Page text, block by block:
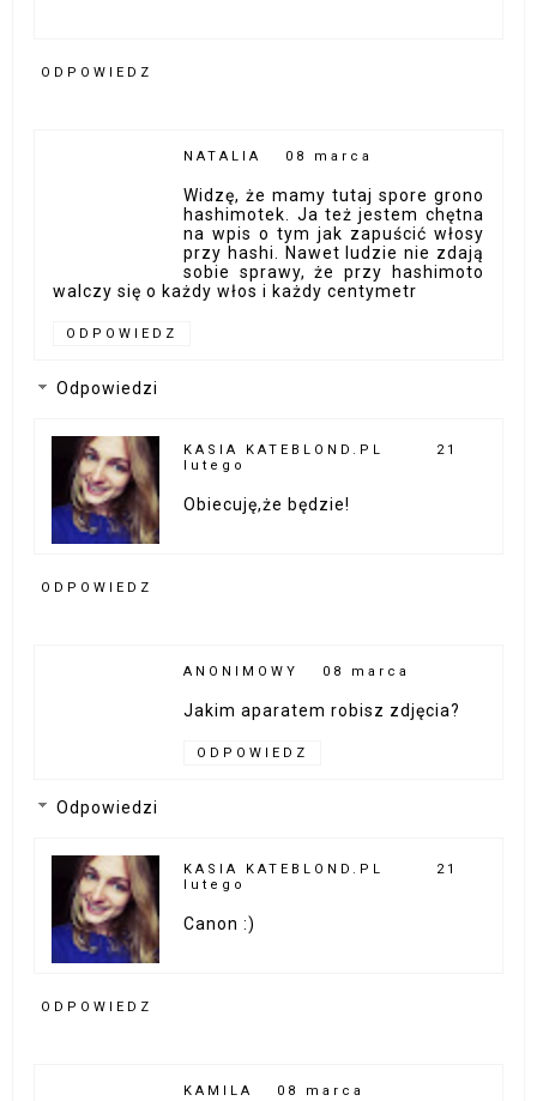
ODPOWIEDZ
NATALIA 08 marca
Widzę, że mamy tutaj spore grono
hashimotek. Ja też jestem chętna
na wpis o tym jak zapuścić włosy
przy hashi. Nawet ludzie nie zdają
sobie sprawy, że przy hashimoto
walczy się o każdy włos i każdy centymetr
ODPOWIEDZ
Odpowiedzi
KASIA KATEBLOND.PL
21
lutego
Obiecuję,że będzie!
ODPOWIEDZ
ANONIMOWY 08 marca
Jakim aparatem robisz zdjęcia?
ODPOWIEDZ
Odpowiedzi
KASIA KATEBLOND.PL
21
lutego
Canon :)
ODPOWIEDZ
KAMILA 08 marca